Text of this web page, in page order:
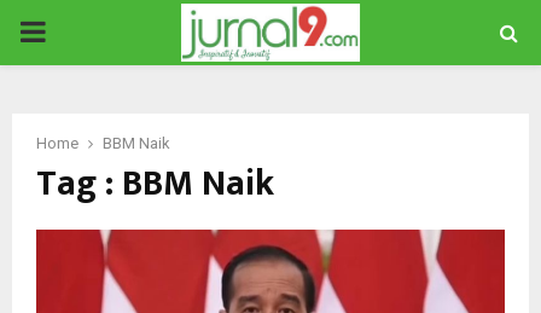
PRIMARY
Home BBM Naik
Tag : BBM Naik